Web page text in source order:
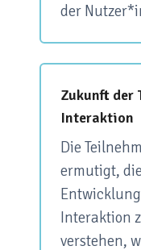
der
Zukunft der
Interaktion
Die
ermutigt,
Interaktion
verstehen,